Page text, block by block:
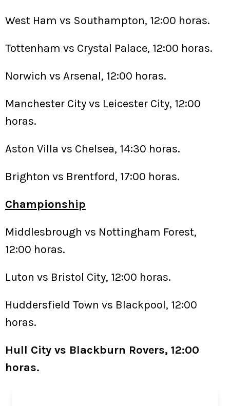
West Ham vs Southampton, 12:00 horas.
Tottenham vs Crystal Palace, 12:00 horas.
Norwich vs Arsenal, 12:00 horas.
Manchester City vs Leicester City, 12:00
horas.
Aston Villa vs Chelsea, 14:30 horas.
Brighton vs Brentford, 17:00 horas.
Championship
Middlesbrough vs Nottingham Forest,
12:00 horas.
Luton vs Bristol City, 12:00 horas.
Huddersfield Town vs Blackpool, 12:00
horas.
Hull City vs Blackburn Rovers, 12:00
horas.